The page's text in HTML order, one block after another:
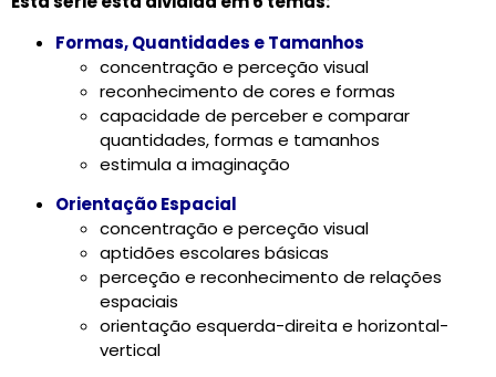
Formas, Quantidades e Tamanhos
concentração e perceção visual
reconhecimento de cores e formas
capacidade de perceber e comparar
quantidades, formas e tamanhos
estimula a imaginação
Orientação Espacial
concentração e perceção visual
aptidões escolares básicas
perceção e reconhecimento de relações
espaciais
orientação esquerda-direita e horizontal-
vertical